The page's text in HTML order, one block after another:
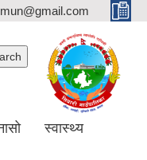
स्वास्थ्य